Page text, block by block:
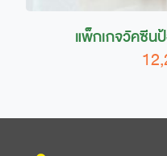
แพ็กเกจวัคซีน